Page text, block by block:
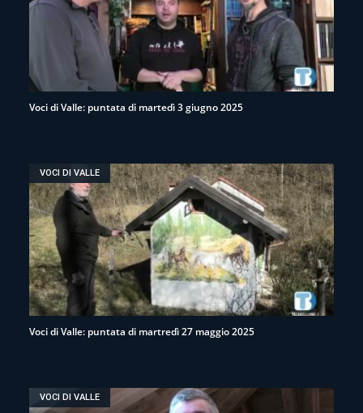
Voci di Valle: puntata di martedì 3 giugno 2025
VOCI DI VALLE
Voci di Valle: puntata di martredì 27 maggio 2025
VOCI DI VALLE